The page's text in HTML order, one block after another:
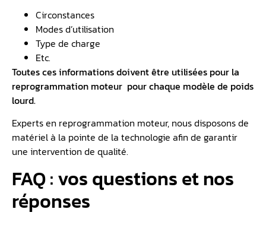
Circonstances
Modes d’utilisation
Type de charge
Etc.
Toutes ces informations doivent être utilisées pour la
reprogrammation moteur pour chaque modèle de poids
lourd.
Experts en reprogrammation moteur, nous disposons de
matériel à la pointe de la technologie afin de garantir
une intervention de qualité.
FAQ : vos questions et nos
réponses